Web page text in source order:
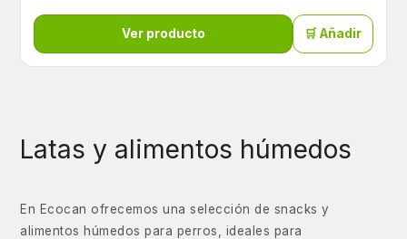
Ver producto 🛒 Añadir
Latas y alimentos húmedos
En Ecocan ofrecemos una selección de snacks y
alimentos húmedos para perros, ideales para